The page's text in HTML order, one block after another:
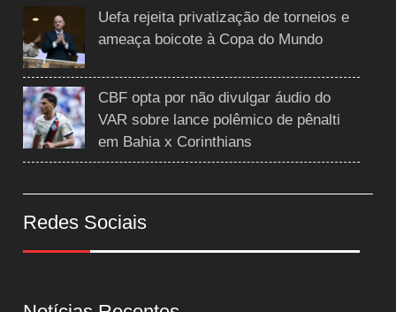
Uefa rejeita privatização de torneios e
ameaça boicote à Copa do Mundo
CBF opta por não divulgar áudio do
VAR sobre lance polêmico de pênalti
em Bahia x Corinthians
Redes Sociais